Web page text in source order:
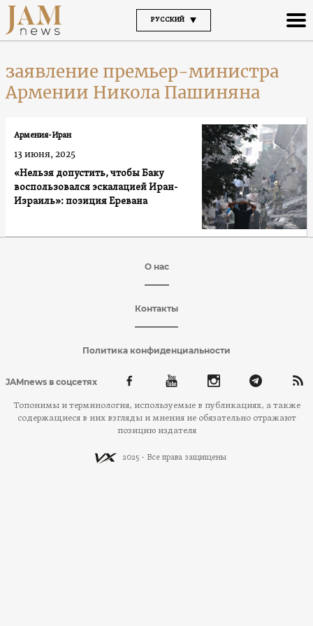
РУССКИЙ
заявление премьер-министра
Армении Никола Пашиняна
«Нельзя допустить, чтобы Баку
воспользовался эскалацией Иран-
Израиль»: позиция Еревана
Армения-Иран
13 июня, 2025
О нас
Контакты
Политика конфиденциальности
JAMnews в соцсетях
Топонимы и терминология, используемые в публикациях, а также
содержащиеся в них взгляды и мнения не обязательно отражают
позицию издателя
2025 - Все права защищены